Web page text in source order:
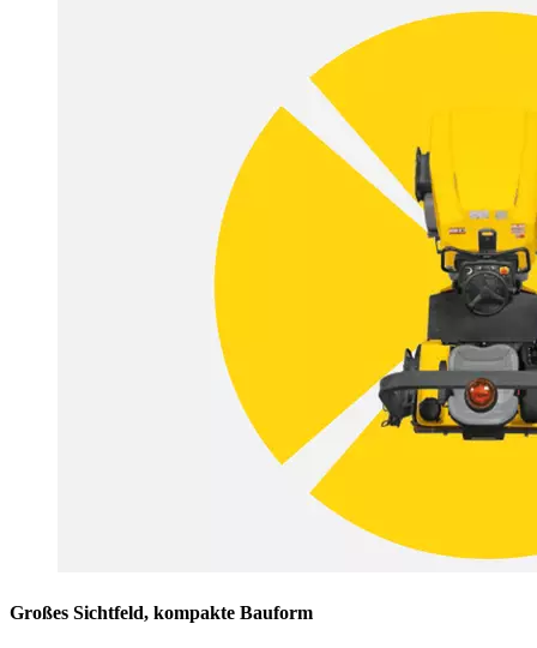
Großes Sichtfeld, kompakte Bauform